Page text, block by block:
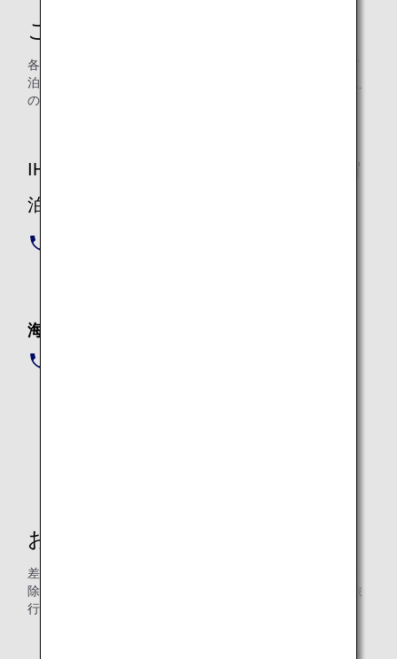
ご予約について
各ホテルまたはIHGホテルズ＆リゾーツ予約センター（ご宿
泊のみ）まで「ANAデジタルクーポン」ご利用の旨をお伝え
のうえ、ご予約ください。
IHGホテルズ＆リゾーツ予約センター（宿
泊のみ）
海外から
お支払い
差額は現金、電子マネー「楽天Edy」（一部ホテル・店舗を
除く）、ANAデジタルクーポン、ANAギフトカード、ANA旅
行券またはクレジットカードでお支払いください。